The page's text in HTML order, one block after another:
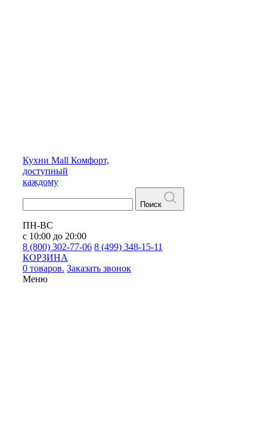
Кухни Mall Комфорт,
доступный
каждому
Поиск
ПН-ВС
с 10:00 до 20:00
8 (800) 302-77-06 8 (499) 348-15-11
КОРЗИНА
0 товаров. Заказать звонок
Меню